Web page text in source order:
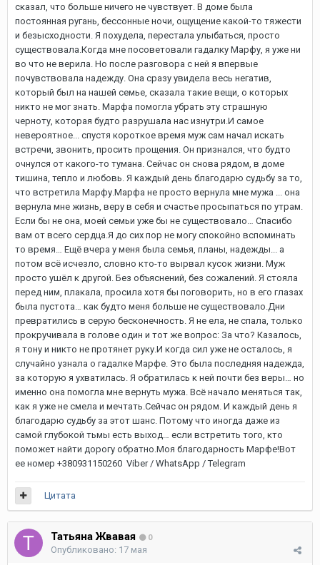
сказал, что больше ничего не чувствует. В доме была
постоянная ругань, бессонные ночи, ощущение какой-то тяжести
и безысходности. Я похудела, перестала улыбаться, просто
существовала.Когда мне посоветовали гадалку Марфу, я уже ни
во что не верила. Но после разговора с ней я впервые
почувствовала надежду. Она сразу увидела весь негатив,
который был на нашей семье, сказала такие вещи, о которых
никто не мог знать. Марфа помогла убрать эту страшную
черноту, которая будто разрушала нас изнутри.И самое
невероятное... спустя короткое время муж сам начал искать
встречи, звонить, просить прощения. Он признался, что будто
очнулся от какого-то тумана. Сейчас он снова рядом, в доме
тишина, тепло и любовь. Я каждый день благодарю судьбу за то,
что встретила Марфу.Марфа не просто вернула мне мужа ... она
вернула мне жизнь, веру в себя и счастье просыпаться по утрам.
Если бы не она, моей семьи уже бы не существовало… Спасибо
вам от всего сердца.Я до сих пор не могу спокойно вспоминать
то время… Ещё вчера у меня была семья, планы, надежды... а
потом всё исчезло, словно кто-то вырвал кусок жизни. Муж
просто ушёл к другой. Без объяснений, без сожалений. Я стояла
перед ним, плакала, просила хотя бы поговорить, но в его глазах
была пустота… как будто меня больше не существовало.Дни
превратились в серую бесконечность. Я не ела, не спала, только
прокручивала в голове один и тот же вопрос: За что? Казалось,
я тону и никто не протянет руку.И когда сил уже не осталось, я
случайно узнала о гадалке Марфе. Это была последняя надежда,
за которую я ухватилась. Я обратилась к ней почти без веры… но
именно она помогла мне вернуть мужа. Всё начало меняться так,
как я уже не смела и мечтать.Сейчас он рядом. И каждый день я
благодарю судьбу за этот шанс. Потому что иногда даже из
самой глубокой тьмы есть выход… если встретить того, кто
поможет найти дорогу обратно.Моя благодарность Марфе!Вот
ее номер +380931150260 Viber / WhatsApp / Telegram
Цитата
Татьяна Жвавая 0
Опубликовано: 17 мая